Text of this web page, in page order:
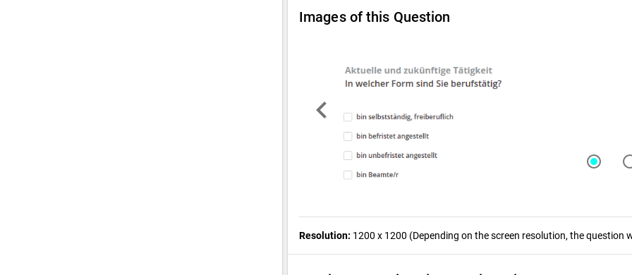
Images of this Question
chevron_left
Resolution: 1200 x 1200 (Depending on the screen resolution, the question